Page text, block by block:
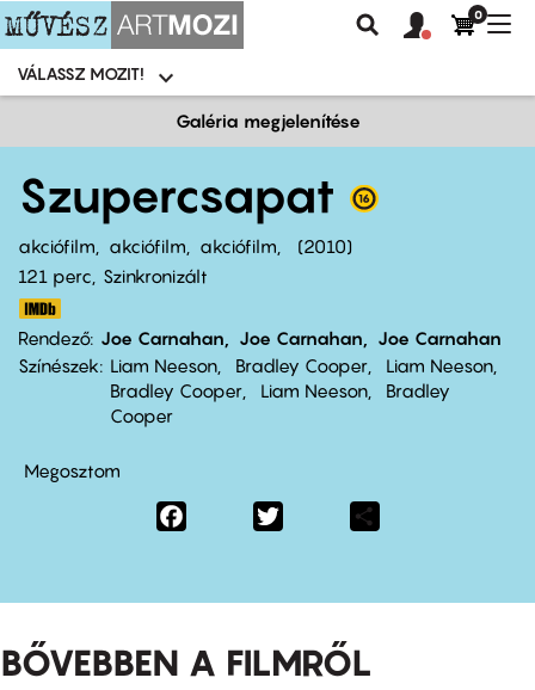
Moziválasztó
menü
VÁLASSZ MOZIT!
Keresés
Felhasználói
fiók
0
Galéria megjelenítése
Szupercsapat
akciófilm akciófilm akciófilm
2010
121 perc,
Szinkronizált
Rendező Joe Carnahan Joe Carnahan
Joe Carnahan
Színészek
Liam Neeson Bradley Cooper
Liam Neeson
Bradley Cooper
Liam Neeson
Bradley
Cooper
Megosztom
Facebook
BŐVEBBEN A FILMRŐL